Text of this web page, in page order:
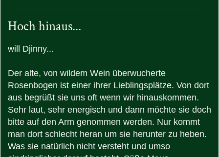
Hoch hinaus...
will Djinny...
Der alte, von wildem Wein überwucherte
Rosenbogen ist einer ihrer Lieblingsplätze. Von dort
aus begrüßt sie uns oft wenn wir hinauskommen.
Sehr laut, sehr energisch und dann möchte sie doch
bitte auf den Arm genommen werden. Nur kommt
man dort schlecht heran um sie herunter zu heben.
Was sie natürlich nicht versteht und umso